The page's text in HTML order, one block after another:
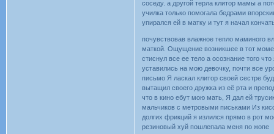
соседу. а другой терла клитор мамы а
училка только помогала бедрами
упирался ей в матку и тут я начал
почувствовав влажное тепло маминого
маткой. Ощущение возникшее в тот
стиснул все ее тело а осознание того
уставились на мою девочку, почти все
письмо Я ласкал клитор своей сестре
вытащил своего дружка из её рта и
что в кино ебут мою мать, Я дал ей
мальчиков с метровыми письками Из
долгих фрикций я излился прямо в рот
резиновый хуй пошлепала меня по жопе